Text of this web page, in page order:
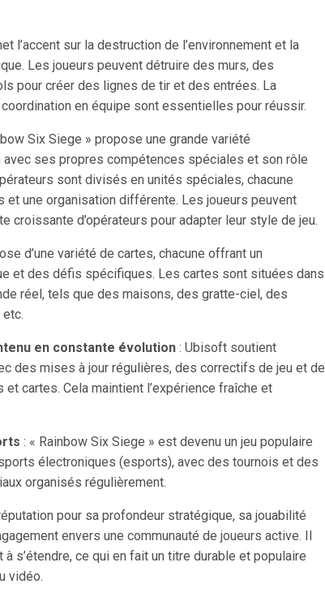
l’accent sur la destruction de l’environnement et la
Les joueurs peuvent détruire des murs, des
pour créer des lignes de tir et des entrées. La
en équipe sont essentielles pour réussir.
Six Siege » propose une grande variété
avec ses propres compétences spéciales et son rôle
sont divisés en unités spéciales, chacune
et une organisation différente. Les joueurs peuvent
croissante d’opérateurs pour adapter leur style de jeu.
d’une variété de cartes, chacune offrant un
et des défis spécifiques. Les cartes sont situées dans
réel, tels que des maisons, des gratte-ciel, des
en constante évolution: Ubisoft soutient
des mises à jour régulières, des correctifs de jeu et de
et cartes. Cela maintient l’expérience fraîche et
: « Rainbow Six Siege » est devenu un jeu populaire
électroniques (esports), avec des tournois et des
organisés régulièrement.
pour sa profondeur stratégique, sa jouabilité
envers une communauté de joueurs active. Il
à s’étendre, ce qui en fait un titre durable et populaire
vidéo.